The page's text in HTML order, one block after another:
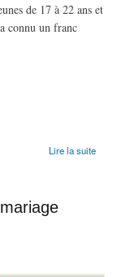
de 17 à 22 ans et
connu un franc
Lire la suite